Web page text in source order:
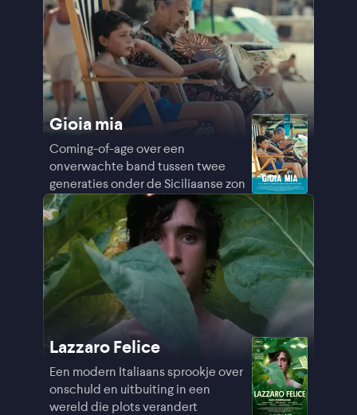
Gioia mia
Coming-of-age over een
onverwachte band tussen twee
generaties onder de Siciliaanse zon
Lazzaro Felice
Een modern Italiaans sprookje over
onschuld en uitbuiting in een
wereld die plots verandert